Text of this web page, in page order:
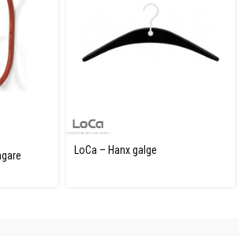
LoCa – Hanx galge